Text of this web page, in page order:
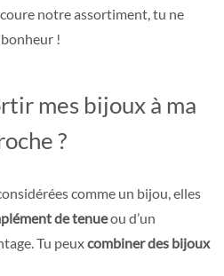
notre assortiment, tu ne
!
mes bijoux à ma
?
comme un bijou, elles
de tenueou d’un
Tu peuxcombiner des bijoux